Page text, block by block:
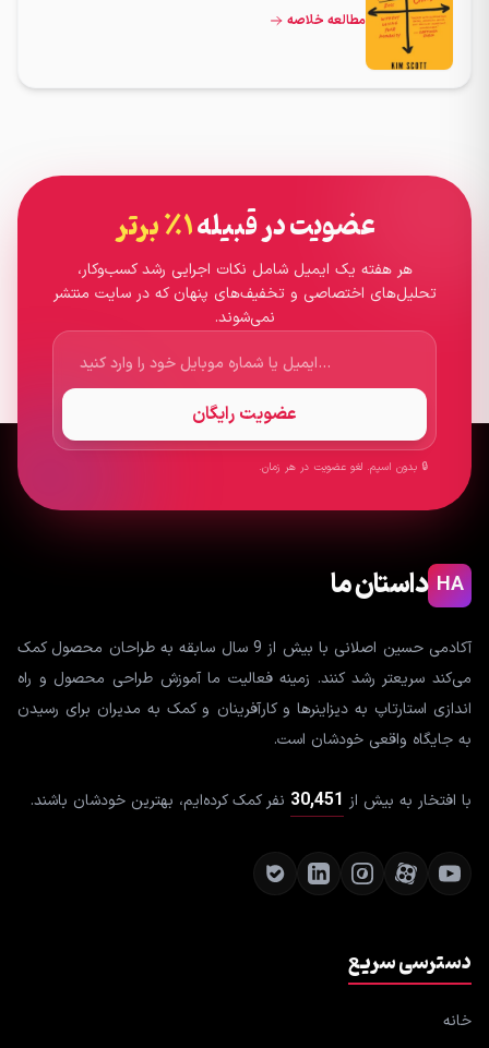
مطالعه خلاصه
عضویت در قبیله۱٪ برتر
هر هفته یک ایمیل شامل نکات اجرایی رشد کسب‌وکار،
تحلیل‌های اختصاصی و تخفیف‌های پنهان که در سایت منتشر
نمی‌شوند.
عضویت رایگان
🔒 بدون اسپم. لغو عضویت در هر زمان.
HA داستان ما
آکادمی حسین اصلانی با بیش از 9 سال سابقه به طراحان محصول کمک
می‌کند سریعتر رشد کنند. زمینه فعالیت ما آموزش طراحی محصول و راه
اندازی استارتاپ به دیزاینرها و کارآفرینان و کمک به مدیران برای رسیدن
به جایگاه واقعی خودشان است.
با افتخار به بیش از 30,451 نفر کمک کرده‌ایم، بهترین خودشان باشند.
دسترسی سریع
خانه